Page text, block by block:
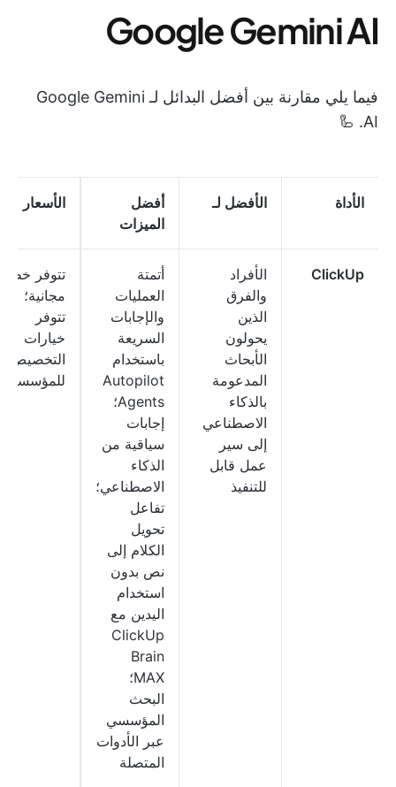
Google Gemini AI
فيما يلي مقارنة بين أفضل البدائل لـ Google Gemini
AI. 🦾
الأداة الأفضل لـ
أفضل
الميزات
الأسعار
ClickUp
الأفراد
والفرق
الذين
يحولون
الأبحاث
المدعومة
بالذكاء
الاصطناعي
إلى سير
عمل قابل
للتنفيذ
أتمتة
العمليات
والإجابات
السريعة
باستخدام
Autopilot
Agents؛
إجابات
سياقية من
الذكاء
الاصطناعي؛
تفاعل
تحويل
الكلام إلى
نص بدون
استخدام
اليدين مع
ClickUp
Brain
MAX؛
البحث
المؤسسي
عبر الأدوات
المتصلة
تتوفر خطة
مجانية؛
تتوفر
خيارات
التخصيص
للمؤسسات